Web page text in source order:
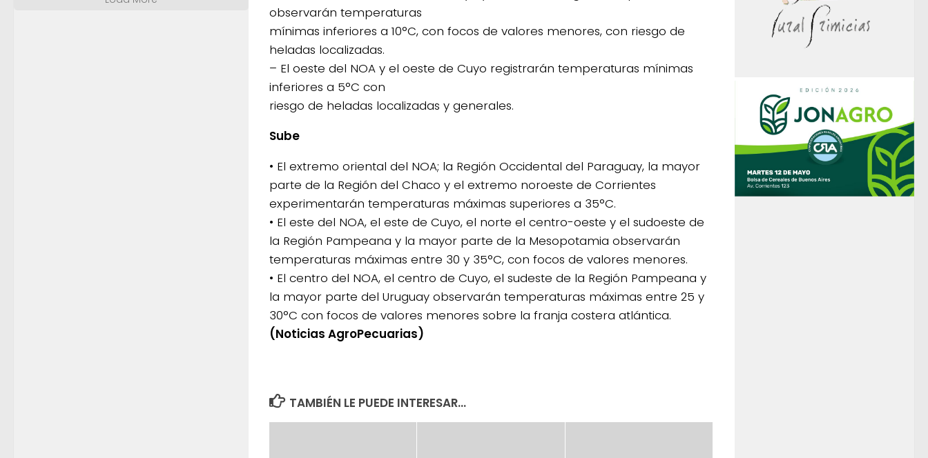
observarán temperaturas
mínimas inferiores a 10°C, con focos de valores menores, con riesgo de
heladas localizadas.
– El oeste del NOA y el oeste de Cuyo registrarán temperaturas mínimas
inferiores a 5°C con
riesgo de heladas localizadas y generales.
Sube
• El extremo oriental del NOA; la Región Occidental del Paraguay, la mayor
parte de la Región del Chaco y el extremo noroeste de Corrientes
experimentarán temperaturas máximas superiores a 35°C.
• El este del NOA, el este de Cuyo, el norte el centro-oeste y el sudoeste de
la Región Pampeana y la mayor parte de la Mesopotamia observarán
temperaturas máximas entre 30 y 35°C, con focos de valores menores.
• El centro del NOA, el centro de Cuyo, el sudeste de la Región Pampeana y
la mayor parte del Uruguay observarán temperaturas máximas entre 25 y
30°C con focos de valores menores sobre la franja costera atlántica.
(Noticias AgroPecuarias)
TAMBIÉN LE PUEDE INTERESAR...